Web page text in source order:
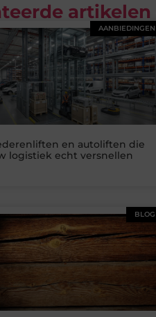
artikelen
AANBIEDINGEN
en autoliften die
logistiek echt versnellen
BLOG